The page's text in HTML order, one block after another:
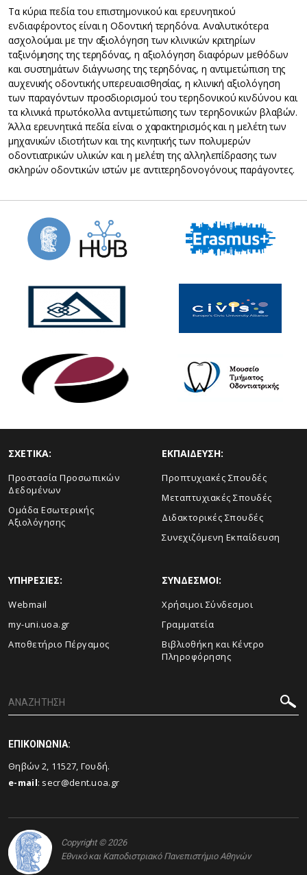
Τα κύρια πεδία του επιστημονικού και ερευνητικού
ενδιαφέροντος είναι η Οδοντική τερηδόνα. Αναλυτικότερα
ασχολούμαι με την αξιολόγηση των κλινικών κριτηρίων
ταξινόμησης της τερηδόνας, η αξιολόγηση διαφόρων μεθόδων
και συστημάτων διάγνωσης της τερηδόνας, η αντιμετώπιση της
αυχενικής οδοντικής υπερευαισθησίας, η κλινική αξιολόγηση
των παραγόντων προσδιορισμού του τερηδονικού κινδύνου και
τα κλινικά πρωτόκολλα αντιμετώπισης των τερηδονικών βλαβών.
Άλλα ερευνητικά πεδία είναι ο χαρακτηρισμός και η μελέτη των
μηχανικών ιδιοτήτων και της κινητικής των πολυμερών
οδοντιατρικών υλικών και η μελέτη της αλληλεπίδρασης των
σκληρών οδοντικών ιστών με αντιτερηδονογόνους παράγοντες.
ΣΧΕΤΙΚΑ:
Προστασία Προσωπικών
Δεδομένων
Ομάδα Εσωτερικής
Αξιολόγησης
ΕΚΠΑΙΔΕΥΣΗ:
Προπτυχιακές Σπουδές
Μεταπτυχιακές Σπουδές
Διδακτορικές Σπουδές
Συνεχιζόμενη Εκπαίδευση
ΥΠΗΡΕΣΙΕΣ:
Webmail
my-uni.uoa.gr
Αποθετήριο Πέργαμος
ΣΥΝΔΕΣΜΟΙ:
Χρήσιμοι Σύνδεσμοι
Γραμματεία
Βιβλιοθήκη και Κέντρο
Πληροφόρησης
ΕΠΙΚΟΙΝΩΝΙΑ:
Θηβών 2, 11527, Γουδή.
e-mail: secr@dent.uoa.gr
Copyright © 2026
Εθνικό και Καποδιστριακό Πανεπιστήμιο Αθηνών